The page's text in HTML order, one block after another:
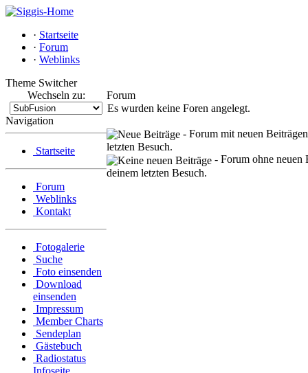
· Startseite
· Forum
· Weblinks
Theme Switcher
Wechseln zu:
Navigation
Startseite
Forum
Weblinks
Kontakt
Fotogalerie
Suche
Foto einsenden
Download
einsenden
Impressum
Member Charts
Sendeplan
Gästebuch
Radiostatus
Infoseite
Forum
Es wurden keine Foren angelegt.
- Forum mit neuen
letzten Besuch.
- Forum ohne neuen
deinem letzten Besuch.